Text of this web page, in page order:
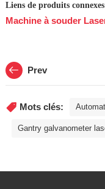
Liens de produits connexes
Machine à souder
Prev
Mots clés:
Gantry galvanometer